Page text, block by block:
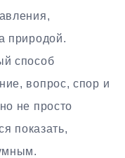
природой.
способ
вопрос, спор и
не просто
показать,